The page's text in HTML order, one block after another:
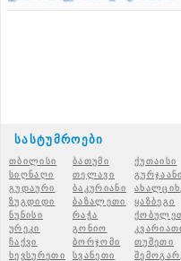
სასტუმროები
თბილისი ბათუმი
ქუთაისი
სიღნაღი
თელავი
გურჯაანი
გუდაური
ბაკურიანი ახალციხ
ზუგდიდი
ბაზალეთი
ყაზბეგი
ნუნისი
რაჭა
ურეკი
გონიო
ჩაქვი
ბორჯომი
თუშეთი
ხევსურეთი
სვანეთი